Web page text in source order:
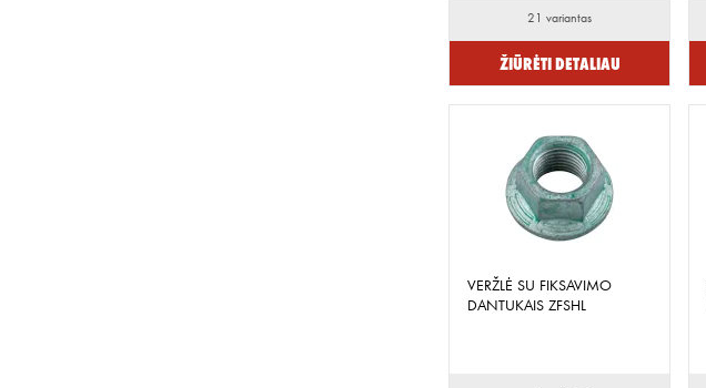
21 variantas
Žiūrėti detaliau
VERŽLĖ SU FIKSAVIMO
DANTUKAIS ZFSHL